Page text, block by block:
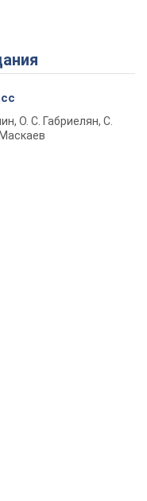
Video
О. С. Габриелян, С.